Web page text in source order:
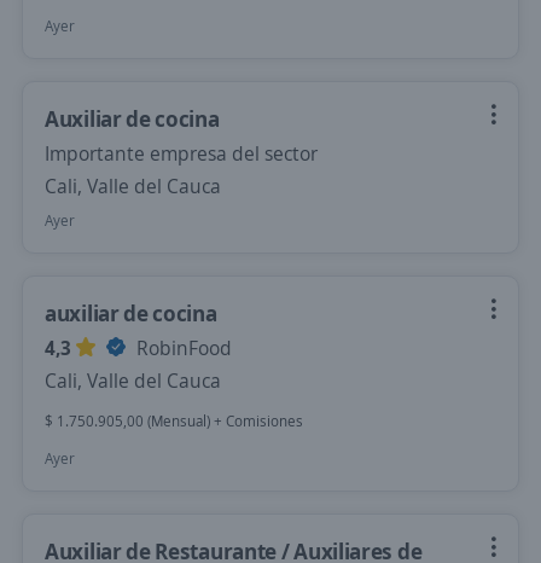
Ayer
Auxiliar de cocina
Importante empresa del sector
Cali, Valle del Cauca
Ayer
auxiliar de cocina
4,3
RobinFood
Cali, Valle del Cauca
$ 1.750.905,00 (Mensual) + Comisiones
Ayer
Auxiliar de Restaurante / Auxiliares de